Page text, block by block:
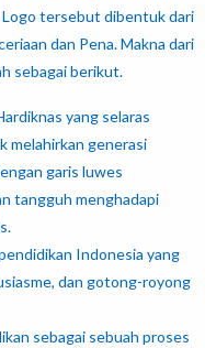
tersebut dibentuk dari
dan Pena. Makna dari
sebagai berikut.
yang selaras
melahirkan generasi
garis luwes
tangguh menghadapi
Indonesia yang
dan gotong-royong
sebagai sebuah proses